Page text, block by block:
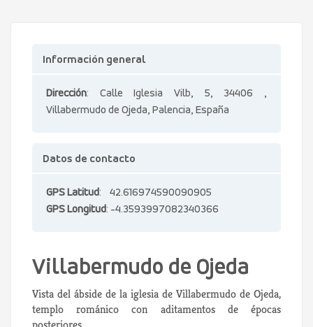
Información general
Dirección: Calle Iglesia Vilb, 5, 34406 ,
Villabermudo de Ojeda, Palencia, España
Datos de contacto
GPS Latitud: 42.616974590090905
GPS Longitud: -4.3593997082340366
Villabermudo de Ojeda
Vista del ábside de la iglesia de Villabermudo de Ojeda,
templo románico con aditamentos de épocas